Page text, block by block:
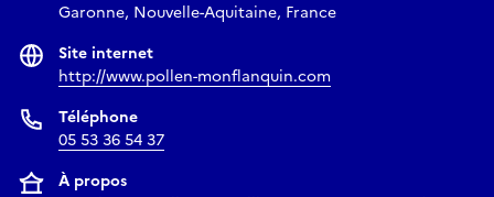
/www.socheata-aing.com
Garonne, Nouvelle-Aquitaine, France
Site internet
http://www.pollen-monflanquin.com
Téléphone
05 53 36 54 37
À propos